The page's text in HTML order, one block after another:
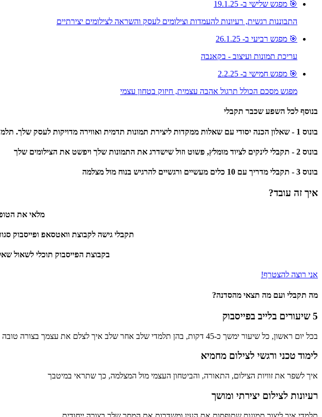
🎯 מפגש שלישי ב- 19.1.25
התבוננות רגשית, רעיונות להעמדות וצילומים לעסק והשראה לצילומים יצירתיים
🎯 מפגש רביעי ב- 26.1.25
עריכת תמונות ועיצוב - בקאנבה
🎯 מפגש חמישי ב- 2.2.25
מפגש מסכם הכולל תרגול אהבה עצמית, חיזוק בטחון עצמי
בנוסף לכל השפע שכבר תקבלי
בונוס 1 - שאלון הכנה יסודי עם שאלות ממקדות ליצירת תמונות תדמית ואווירה מדויקות לעסק שלך. תלמדי מה מומלץ להכין וכיצד להתכונן
בונוס 2 - תקבלי לינקים לציוד מומלץ, פשוט וזול שישדרג את התמונות שלך ויפשט את הצילומים שלך
בונוס 3 - תקבלי מדריך עם 10 כלים מעשיים ורגשיים להרגיש בנוח מול מצלמה
איך זה עובד?
מלאי את
תקבלי גישה לקבוצת וואטסאפ ופייסבוק
בקבוצת הפייסבוק תוכלי לשאול
אני רוצה להצטרף!
מה תקבלי ועם מה תצאי מהסדנה?
5 שיעורים בלייב בפייסבוק
בכל יום ראשון, כל שיעור ימשך כ-45 דקות, בהן תלמדי שלב אחר שלב איך לצלם את עצמך בצורה טובה יותר
לימוד טכני ורגשי לצילום מחמיא
איך לשפר את זוויות הצילום, התאורה, והביטחון העצמי מול המצלמה, כך שתראי במיטבך
רעיונות לצילום יצירתי ומושך